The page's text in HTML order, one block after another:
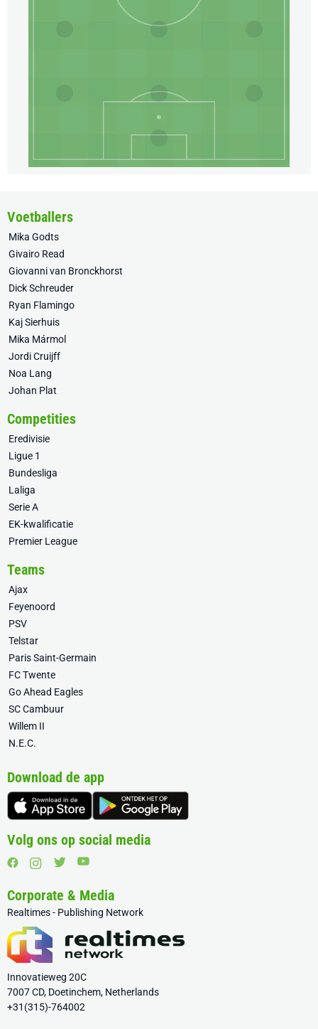
Voetballers
Mika Godts
Givairo Read
Giovanni van Bronckhorst
Dick Schreuder
Ryan Flamingo
Kaj Sierhuis
Mika Mármol
Jordi Cruijff
Noa Lang
Johan Plat
Competities
Eredivisie
Ligue 1
Bundesliga
Laliga
Serie A
EK-kwalificatie
Premier League
Teams
Ajax
Feyenoord
PSV
Telstar
Paris Saint-Germain
FC Twente
Go Ahead Eagles
SC Cambuur
Willem II
N.E.C.
Download de app
Volg ons op social media
Corporate & Media
Realtimes - Publishing Network
Innovatieweg 20C
7007 CD, Doetinchem, Netherlands
+31(315)-764002